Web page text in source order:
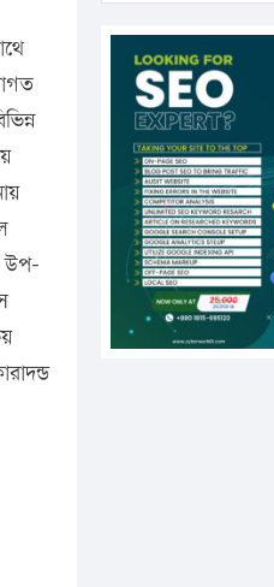
উপ-
ভ্রাম্যমাণ আদালতে
প্রতিষ্ঠানকে
এবার লঞ্চের ভাড়া
১৭ থেকে ২১
বাড়ানোর প্রস্তাব
১৬ মে চাঁদপুর ও
যাবেন প্রধানমন্ত্রী
উচ্চশিক্ষায়
স্কলারশিপে